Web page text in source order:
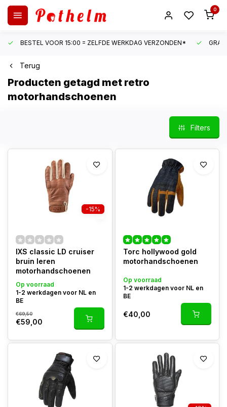
0
BESTEL VOOR 15:00 = ZELFDE WERKDAG VERZONDEN*
Terug
Producten getagd met retro
motorhandschoenen
Filters
-15%
IXS classic LD cruiser
bruin leren
motorhandschoenen
Op voorraad
1-2 werkdagen voor NL en
BE
€69,50
€59,00
Torc hollywood gold
motorhandschoenen
Op voorraad
1-2 werkdagen voor NL en
BE
€40,00